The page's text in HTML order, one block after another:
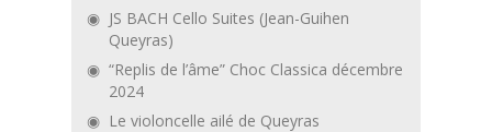
JS BACH Cello Suites (Jean-Guihen
Queyras)
“Replis de l’âme” Choc Classica décembre
2024
Le violoncelle ailé de Queyras